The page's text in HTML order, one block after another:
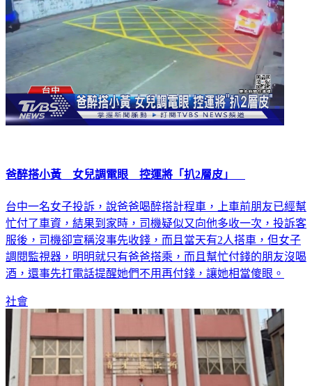
爸醉搭小黃 女兒調電眼 控運將「扒2層皮」
台中一名女子投訴，說爸爸喝醉搭計程車，上車前朋友已經幫
忙付了車資，結果到家時，司機疑似又向他多收一次，投訴客
服後，司機卻宣稱沒事先收錢，而且當天有2人搭車，但女子
調閱監視器，明明就只有爸爸搭乘，而且幫忙付錢的朋友沒喝
酒，還事先打電話提醒她們不用再付錢，讓她相當傻眼。
社會